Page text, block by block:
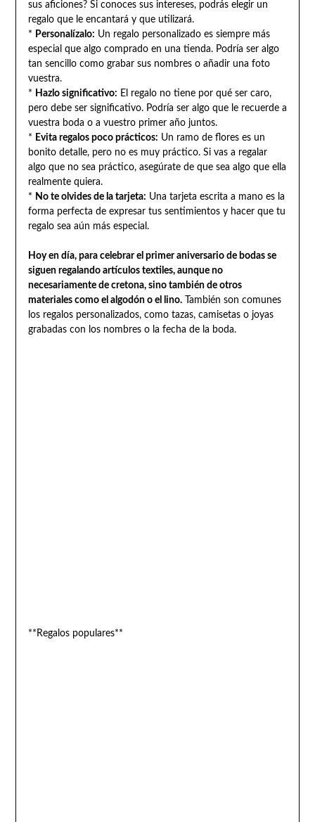
sus aficiones? Si conoces sus intereses, podrás elegir un
regalo que le encantará y que utilizará.
* Personalízalo: Un regalo personalizado es siempre más
especial que algo comprado en una tienda. Podría ser algo
tan sencillo como grabar sus nombres o añadir una foto
vuestra.
* Hazlo significativo: El regalo no tiene por qué ser caro,
pero debe ser significativo. Podría ser algo que le recuerde a
vuestra boda o a vuestro primer año juntos.
* Evita regalos poco prácticos: Un ramo de flores es un
bonito detalle, pero no es muy práctico. Si vas a regalar
algo que no sea práctico, asegúrate de que sea algo que ella
realmente quiera.
* No te olvides de la tarjeta: Una tarjeta escrita a mano es la
forma perfecta de expresar tus sentimientos y hacer que tu
regalo sea aún más especial.
Hoy en día, para celebrar el primer aniversario de bodas se
siguen regalando artículos textiles, aunque no
necesariamente de cretona, sino también de otros
materiales como el algodón o el lino.También son comunes
los regalos personalizados, como tazas, camisetas o joyas
grabadas con los nombres o la fecha de la boda.
**Regalos populares**